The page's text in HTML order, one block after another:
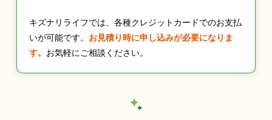
キズナリライフでは、各種クレジットカードでのお支払
いが可能です。 お見積り時に申し込みが必要になりま
す。 お気軽にご相談ください。